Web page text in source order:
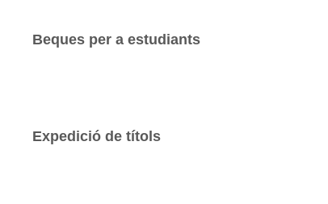
Beques per a estudiants
Expedició de títols